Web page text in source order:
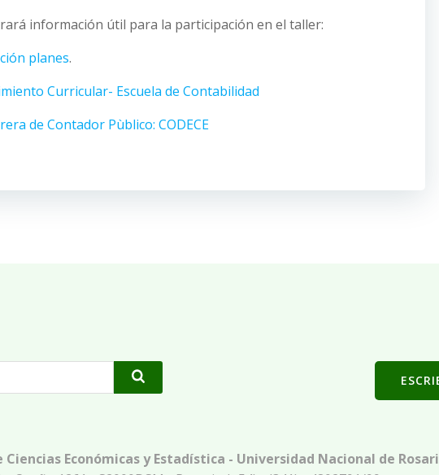
información útil para la participación en el taller:
planes.
Curricular- Escuela de Contabilidad
de Contador Pùblico: CODECE
Ciencias Económicas y Estadística - Universidad Nacional de